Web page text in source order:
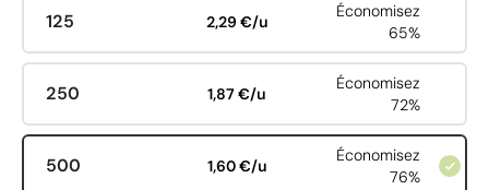
125 2,29 €/u
Économisez
65%
250 1,87 €/u
Économisez
72%
500 1,60 €/u
Économisez
76%